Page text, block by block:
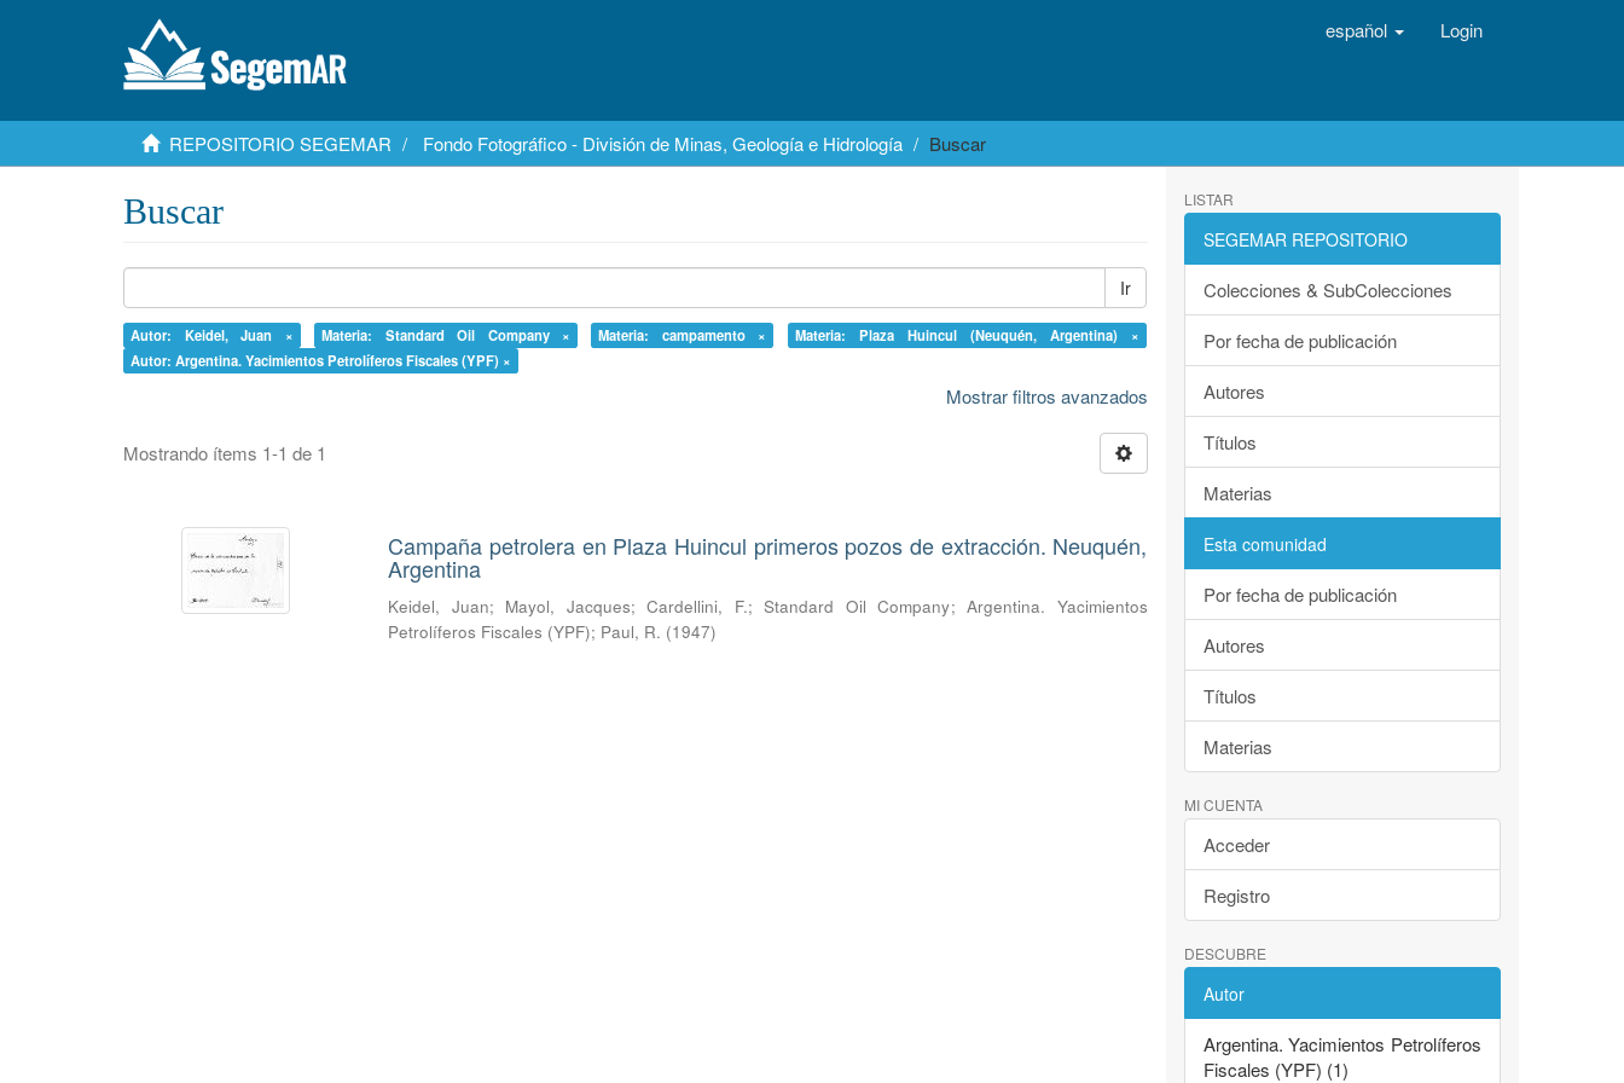
español Login
REPOSITORIO SEGEMAR Fondo Fotográfico - División de Minas, Geología e Hidrología Buscar
Buscar
Ir
Autor: Keidel, Juan × Materia: Standard Oil Company × Materia: campamento ×
Materia: Plaza Huincul (Neuquén, Argentina) ×
Autor: Argentina. Yacimientos Petrolíferos Fiscales (YPF) ×
Mostrar filtros avanzados
Mostrando ítems 1-1 de 1
Campaña petrolera en Plaza Huincul primeros pozos de extracción. Neuquén,
Argentina
Keidel, Juan; Mayol, Jacques;Cardellini, F.;Standard Oil Company;Argentina. Yacimientos
Petrolíferos Fiscales (YPF); Paul, R. (1947)
LISTAR
SEGEMAR REPOSITORIO
Colecciones & SubColecciones
Por fecha de publicación
Autores
Títulos
Materias
Esta comunidad
Por fecha de publicación
Autores
Títulos
Materias
MI CUENTA
Acceder
Registro
DESCUBRE
Autor
Argentina. Yacimientos Petrolíferos
Fiscales (YPF) (1)